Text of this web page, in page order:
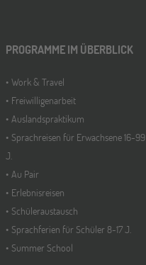
PROGRAMME IM ÜBERBLICK
Work & Travel
Freiwilligenarbeit
Auslandspraktikum
Sprachreisen für Erwachsene 16-99
J.
Au Pair
Erlebnisreisen
Schüleraustausch
Sprachferien für Schüler 8-17 J.
Summer School